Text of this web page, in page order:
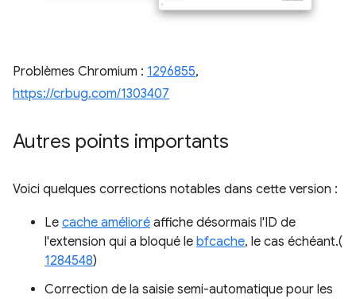
Problèmes Chromium : 1296855,
https://crbug.com/1303407
Autres points importants
Voici quelques corrections notables dans cette version :
Le cache amélioré affiche désormais l'ID de
l'extension qui a bloqué le bfcache, le cas échéant.(
1284548)
Correction de la saisie semi-automatique pour les